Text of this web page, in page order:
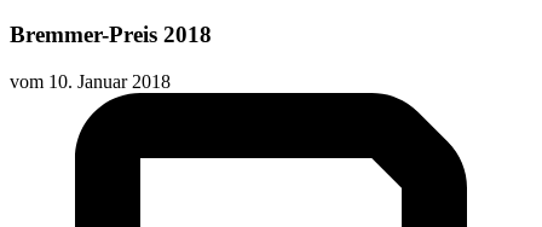
Bremmer-Preis 2018
vom 10. Januar 2018